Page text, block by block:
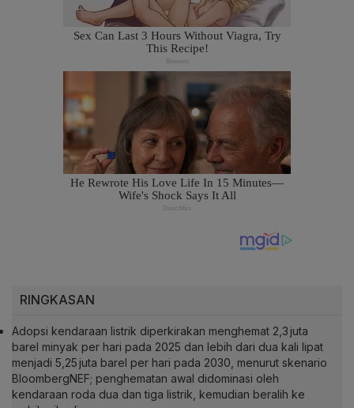
RINGKASAN
Adopsi kendaraan listrik diperkirakan menghemat 2,3 juta
barel minyak per hari pada 2025 dan lebih dari dua kali lipat
menjadi 5,25 juta barel per hari pada 2030, menurut skenario
BloombergNEF; penghematan awal didominasi oleh
kendaraan roda dua dan tiga listrik, kemudian beralih ke